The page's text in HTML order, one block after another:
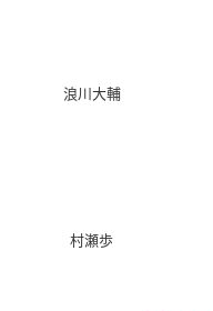
浪川大輔
村瀬歩